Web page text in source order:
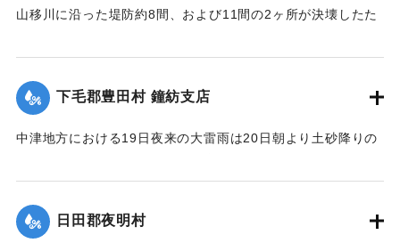
【出典：大分新聞 大正12年6月22日 朝刊7面、6月23日朝刊4
面】
｜固有コード:00275063
山移川に沿った堤防約8間、および11間の2ヶ所が決壊したた
になった。
住民所有の木材、セメント（価格約800円）を流失した。
【出典：大分新聞 大正12年6月22日 朝刊4面、朝刊7面】
下毛郡豊田村 鐘紡支店
中津地方における19日夜来の大雷雨は20日朝より土砂降りの
た。これと同時に中津市外豊田村鐘紡支店付近一帯はほとん
ど泥の海と化し、浸水家屋200戸以上に達し、活動常設賓館付
近数十戸は濁流のため、床下を洗われ刻々危険の状態となっ
日田郡夜明村